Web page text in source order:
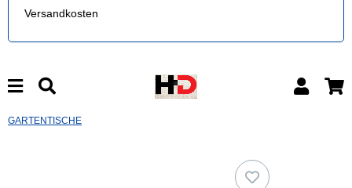
Versandkosten
GARTENTISCHE